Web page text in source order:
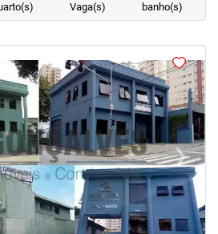
Vaga(s)
banho(s)
›Next